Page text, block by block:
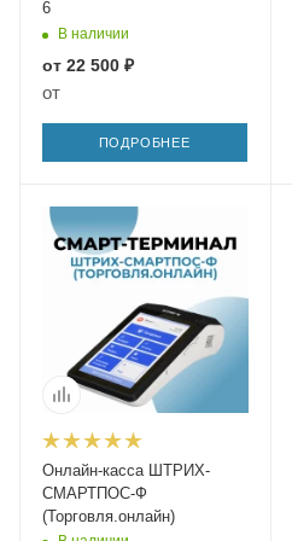
6
В наличии
от 22 500 ₽
от
ПОДРОБНЕЕ
Онлайн-касса ШТРИХ-
СМАРТПОС-Ф
(Торговля.онлайн)